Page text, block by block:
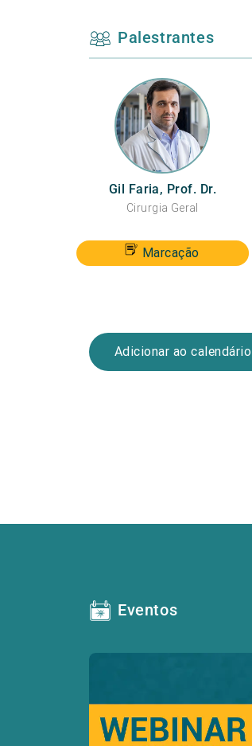
Palestrantes
Gil Faria, Prof. Dr.
Cirurgia Geral
Marcação
Adicionar ao calendário
Eventos